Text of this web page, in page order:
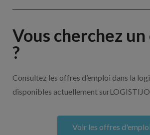
Vous cherchez
?
Consultez les offres d’emploi dans la
disponibles actuellement
Voir les offres d'emploi